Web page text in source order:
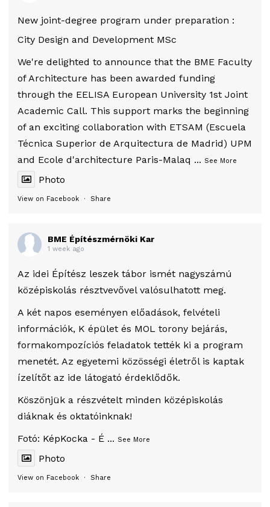
New joint-degree program under preparation :
City Design and Development MSc
We're delighted to announce that the BME Faculty
of Architecture has been awarded funding
through the EELISA European University 1st Joint
Academic Call. This support marks the beginning
of an exciting collaboration with ETSAM (Escuela
Técnica Superior de Arquitectura de Madrid) UPM
and Ecole d'architecture Paris-Malaq ... See More
Photo
View on Facebook · Share
BME Építészmérnöki Kar
1 week ago
Az idei Építész leszek tábor ismét nagyszámú
középiskolás résztvevővel valósulhatott meg.
A két napos eseményen előadások, felvételi
információk, K épület és MOL torony bejárás,
formakompozíciós feladatok tették ki a program
menetét. Az egyetemi közösségi életről is kaptak
ízelítőt az ide látogató érdeklődők.
Köszönjük a részvételt minden középiskolás
diáknak és oktatóinknak!
Fotó: KépKocka - É ... See More
Photo
View on Facebook · Share